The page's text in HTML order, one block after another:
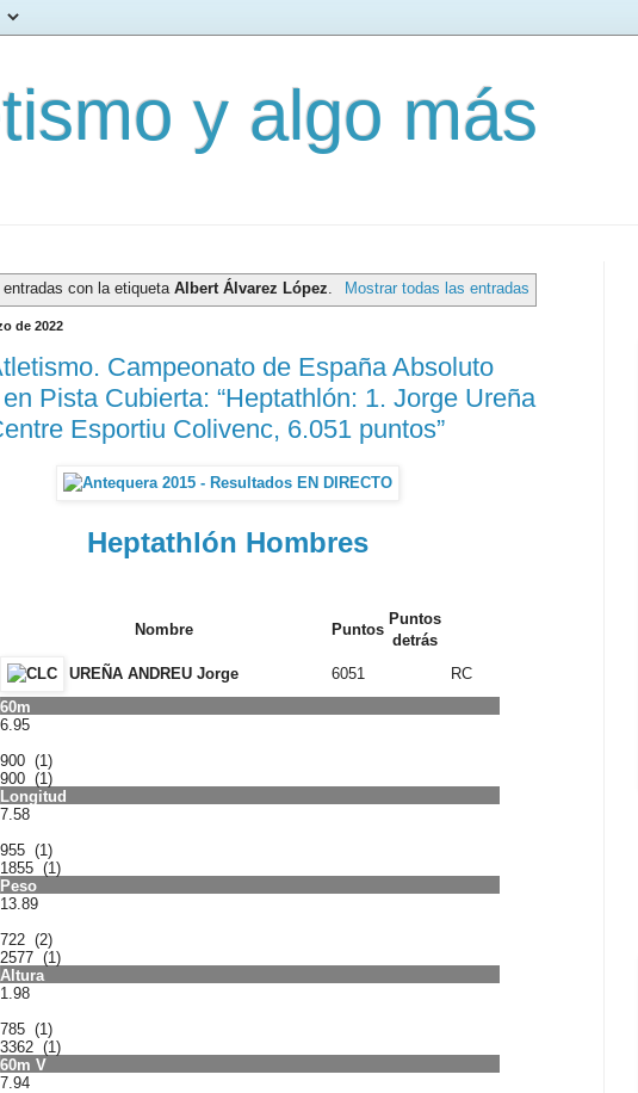
y algo más
entradas con la etiquetaAlbert Álvarez López Mostrar todas las entradas
de 2022
Campeonato de España Absoluto
Pista Cubierta: “Heptathlón: 1. Jorge Ureña
Esportiu Colivenc, 6.051 puntos”
Heptathlón Hombres
Nombre Puntos
Puntos
detrás
UREÑA ANDREU Jorge 6051
RC
60m
6.95
900 (1)
900 (1)
Longitud
7.58
955 (1)
1855 (1)
Peso
13.89
722 (2)
2577 (1)
Altura
1.98
785 (1)
3362 (1)
60m V
7.94